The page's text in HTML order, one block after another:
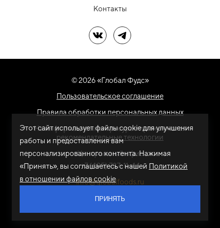
Контакты
Мы в ВКМы в Telegram
© 2026 «Глобал Фудс»
Пользовательское соглашение
Правила обработки персональных данных
На информационном ресурсе применяются
рекомендательные технологии
Центральный офис
+7 (495) 787-11-44
info@globalfoods.ru
Этот сайт использует файлы cookie для улучшения
работы и предоставления вам
персонализированного контента. Нажимая
«Принять», вы соглашаетесь с нашей Политикой
в отношении файлов cookie
ПРИНЯТЬ